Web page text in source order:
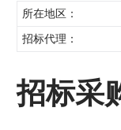
所在地区：
招标代理：
招标采